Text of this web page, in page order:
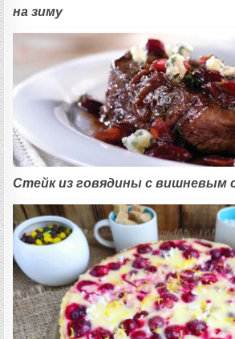
на зиму
Стейк из говядины с вишневым